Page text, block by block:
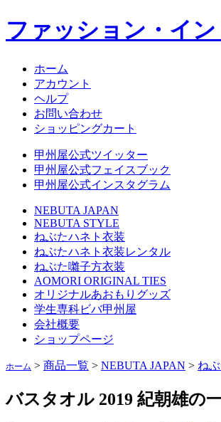
ファッション・イン
ホーム
アカウント
ヘルプ
お問い合わせ
ショッピングカート
甲州屋公式ツイッター
甲州屋公式フェイスブック
甲州屋公式インスタグラム
NEBUTA JAPAN
NEBUTA STYLE
ねぶたハネト衣装
ねぶたハネト衣装レンタル
ねぶた囃子方衣装
AOMORI ORIGINAL TIES
オリジナルあおもりグッズ
学生専科ビバ甲州屋
会社概要
ショップページ
ホーム > 商品一覧 > NEBUTA JAPAN > ね
バスタオル 2019 紀朝雄の